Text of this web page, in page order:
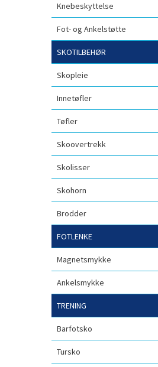
Knebeskyttelse
Fot- og Ankelstøtte
SKOTILBEHØR
Skopleie
Innetøfler
Tøfler
Skoovertrekk
Skolisser
Skohorn
Brodder
FOTLENKE
Magnetsmykke
Ankelsmykke
TRENING
Barfotsko
Tursko